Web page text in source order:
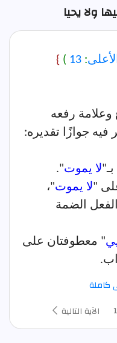
ولا يحيا
:
13
)
}
رفعه
جوازًا تقديره:
لا يموت".
"لا يموت"،
الضمة
" معطوفتان على
كاملة
الآية التالية